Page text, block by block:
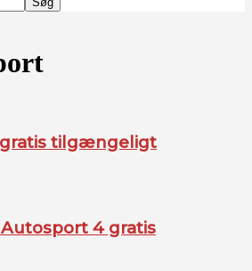
tilgængeligt
4 gratis